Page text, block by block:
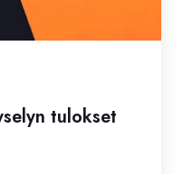
tulokset